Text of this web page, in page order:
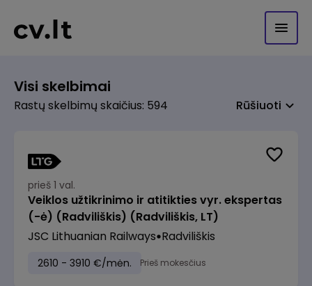
Visi skelbimai
Rastų skelbimų skaičius: 594 Rūšiuoti
prieš 1 val.
Veiklos užtikrinimo ir atitikties vyr. ekspertas
(-ė) (Radviliškis) (Radviliškis, LT)
JSC Lithuanian Railways Radviliškis
2610 - 3910 €/mėn. Prieš mokesčius